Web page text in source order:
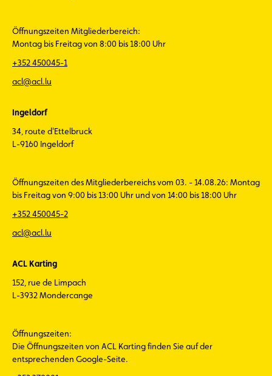
Öffnungszeiten Mitgliederbereich:
Montag bis Freitag von 8:00 bis 18:00 Uhr
+352 450045-1
acl@acl.lu
Ingeldorf
34, route d'Ettelbruck
L-9160 Ingeldorf
Öffnungszeiten des Mitgliederbereichs vom 03. - 14.08.26: Montag
bis Freitag von 9:00 bis 13:00 Uhr und von 14:00 bis 18:00 Uhr
+352 450045-2
acl@acl.lu
ACL Karting
152, rue de Limpach
L-3932 Mondercange
Öffnungszeiten:
Die Öffnungszeiten von ACL Karting finden Sie auf der
entsprechenden Google-Seite.